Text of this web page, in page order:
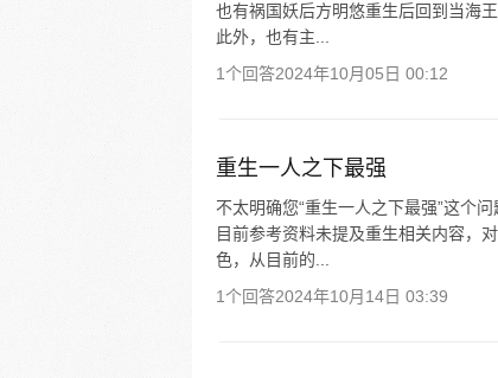
也有祸国妖后方明悠重生后回到当海
此外，也有主...
1个回答2024年10月05日 00:12
重生一人之下最强
不太明确您“重生一人之下最强”这个
目前参考资料未提及重生相关内容，
色，从目前的...
1个回答2024年10月14日 03:39